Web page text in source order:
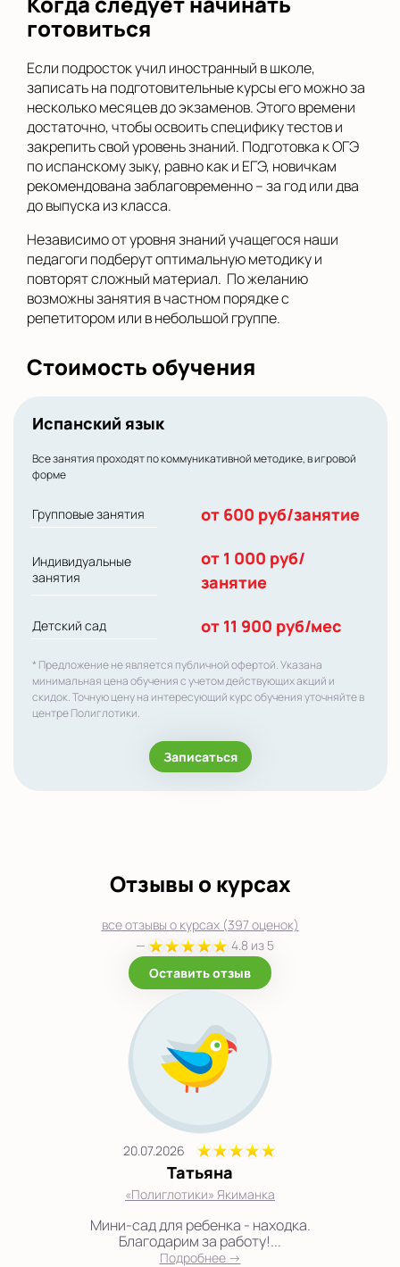
готовиться
Если подросток учил иностранный в школе,
записать на подготовительные курсы его можно за
несколько месяцев до экзаменов. Этого времени
достаточно, чтобы освоить специфику тестов и
закрепить свой уровень знаний. Подготовка к ОГЭ
по испанскому зыку, равно как и ЕГЭ, новичкам
рекомендована заблаговременно – за год или два
до выпуска из класса.
Независимо от уровня знаний учащегося наши
педагоги подберут оптимальную методику и
повторят сложный материал. По желанию
возможны занятия в частном порядке с
репетитором или в небольшой группе.
Стоимость обучения
Испанский язык
Все занятия проходят по коммуникативной методике, в игровой
форме
Групповые занятия от 600 руб/занятие
Индивидуальные
занятия
от 1 000 руб/
занятие
Детский сад от 11 900 руб/мес
* Предложение не является публичной офертой. Указана
минимальная цена обучения с учетом действующих акций и
скидок. Точную цену на интересующий курс обучения уточняйте в
центре Полиглотики.
Записаться
Отзывы о курсах
все отзывы о курсах (397 оценок)
—
4.8 из 5
Оставить отзыв
20.07.2026
Татьяна
«Полиглотики» Якиманка
Мини-сад для ребенка - находка.
Благодарим за работу!...
Подробнее →